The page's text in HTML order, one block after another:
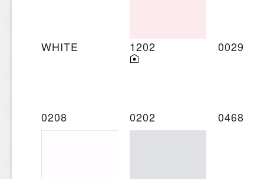
WHITE 1202 0029
0208 0202 0468